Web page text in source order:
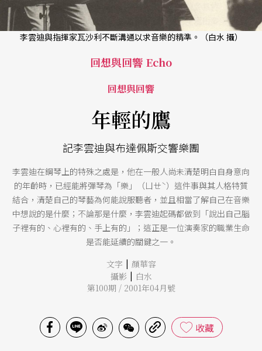
李雲迪與指揮家瓦沙利不斷溝通以求音樂的精準。（白水 攝）
回想與回響 Echo
回想與回響
年輕的鷹
記李雲迪與布達佩斯交響樂團
李雲迪在鋼琴上的特殊之處是，他在一般人尚未清楚明白自身意向
的年齡時，已經能將彈琴為「樂」（ㄩㄝˋ）這件事與其人格特質
結合，清楚自己的琴藝為何能說服聽者，並且相當了解自己在音樂
中想說的是什麼；不論那是什麼，李雲迪起碼都做到「說出自己腦
子裡有的、心裡有的、手上有的」；這正是一位演奏家的職業生命
是否能延續的關鍵之一。
文字 | 顏華容
攝影 | 白水
第100期 / 2001年04月號
收藏